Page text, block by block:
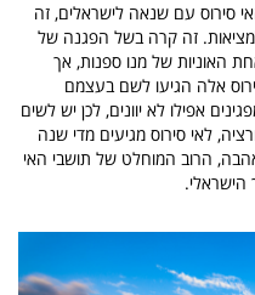
סירוס עם שנאה לישראלים, זה
זה קרה בשל הפגנה של
האוניות של מנו ספנות, אך
אלה הגיעו לשם בעצמם
אפילו לא יוונים, לכן יש לשים
לאי סירוס מגיעים מדי שנה
הרוב המוחלט של תושבי האי
הישראלי.